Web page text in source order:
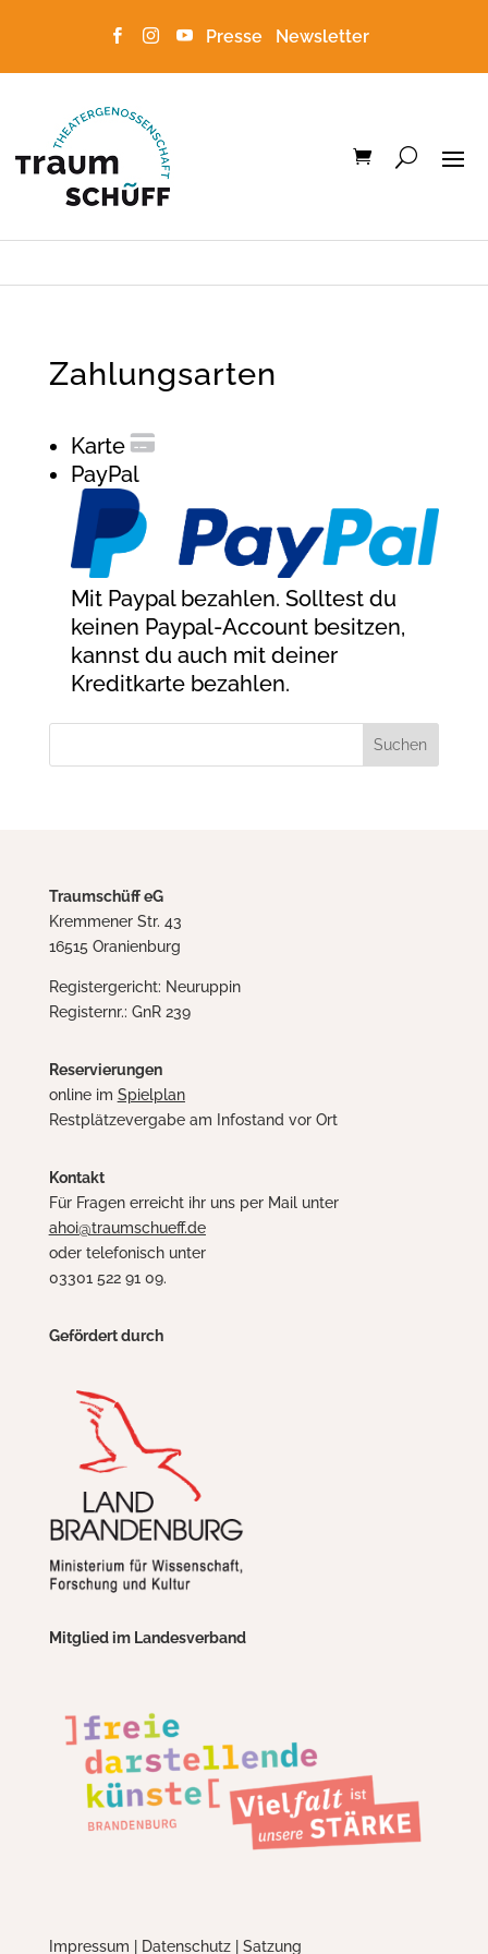
   Presse Newsletter
Zahlungsarten
Karte
PayPal
Mit Paypal bezahlen. Solltest du
keinen Paypal-Account besitzen,
kannst du auch mit deiner
Kreditkarte bezahlen.
Traumschüff eG
Kremmener Str. 43
16515 Oranienburg
Registergericht: Neuruppin
Registernr.: GnR 239
Reservierungen
online im Spielplan
Restplätzevergabe am Infostand vor Ort
Kontakt
Für Fragen erreicht ihr uns per Mail unter
ahoi@traumschueff.de
oder telefonisch unter
03301 522 91 09.
Gefördert durch
Mitglied im Landesverband
Impressum Datenschutz| Satzung